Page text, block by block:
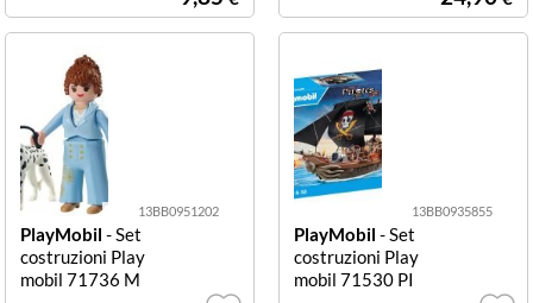
ia CArryin
13BB0951202
PlayMobil - Set
costruzioni Play
mobil 71736 M
13BB0935855
PlayMobil - Set
costruzioni Play
mobil 71530 PI